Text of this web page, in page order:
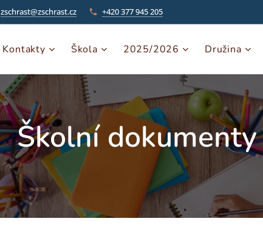
zschrast@zschrast.cz +420 377 945 205
Kontakty Škola 2025/2026 Družina
Školní dokumenty